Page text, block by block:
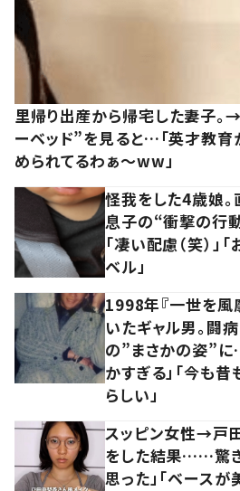
里帰り出産から帰宅した妻子
ーベッド”を見ると…「英才教育
められてるわぁ～ww」
怪我をした4歳娘
息子の“衝撃の行
「凄い配慮（笑）」
ベル」
1998年『一世を風
いたギャル男。闘
の”まさかの姿”に…
かすぎる」「今も昔
らしい」
スッピン女性→戸
をした結果……驚
思った」「ベースが